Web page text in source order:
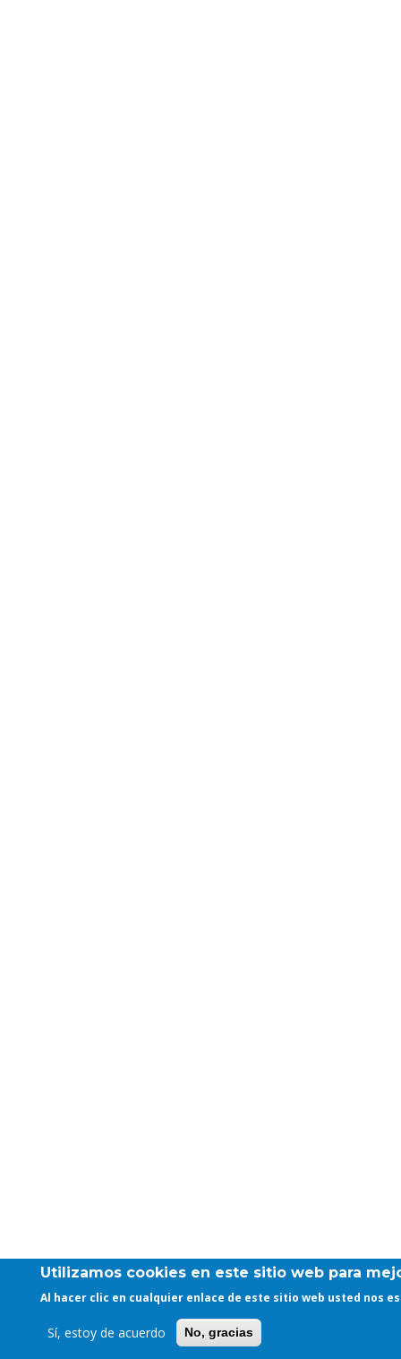
Utilizamos cookies en este sitio web para
Al hacer clic en cualquier enlace de este sitio web usted nos
Sí, estoy de acuerdo No, gracias